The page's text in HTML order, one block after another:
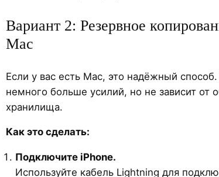
Вариант 2: Резервное
Mac
Если у вас есть Mac, это надёжный
немного больше усилий, но не зависит от
хранилища.
Как это сделать:
Подключите iPhone.
Используйте кабель Lightning для